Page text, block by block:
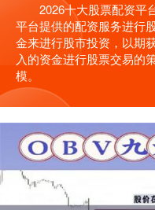
2026十大股票配资平
平台提供的配资服务进行
金来进行股市投资，以期
入的资金进行股票交易的
模。